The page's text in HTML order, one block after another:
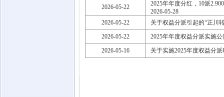
2026-05-22
2025年年度分红，10派
2026-05-28
2026-05-22
关于权益分派引起的“正川
2026-05-22
2025年年度权益分派实施公
2026-05-16
关于实施2025年度权益分